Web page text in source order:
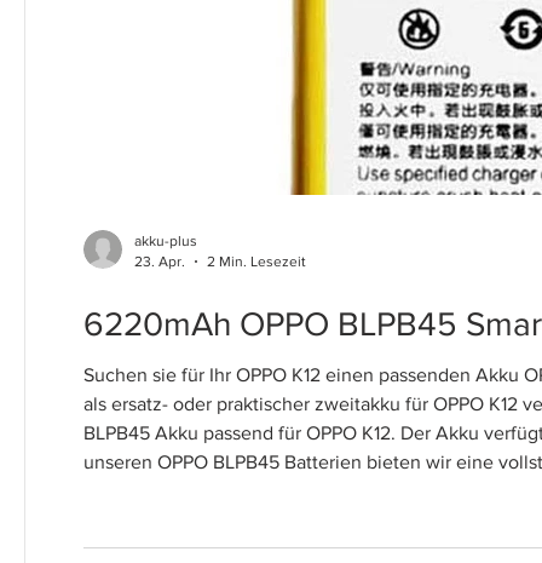
6220mAh OPPO BLPB45
Suchen sie für Ihr OPPO K12 einen passenden Akku
als ersatz- oder praktischer zweitakku für OPPO K12
BLPB45 Akku passend für OPPO K12. Der Akku
unseren OPPO BLPB45 Batterien bieten wir eine
akku-plus
23. Apr.
2 Min. Lesezeit